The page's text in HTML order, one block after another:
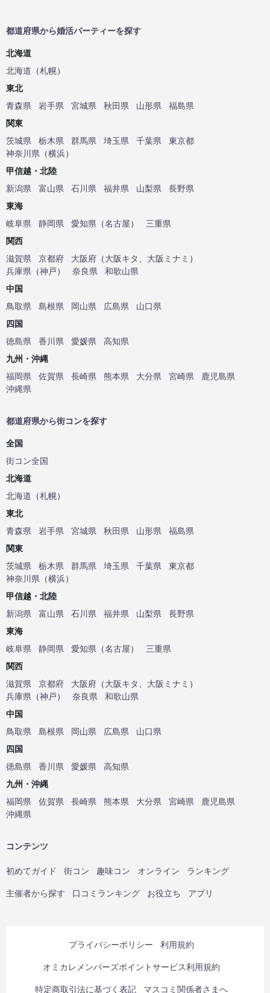
都道府県から婚活パーティーを探す
北海道
北海道 （札幌）
東北
青森県
岩手県 宮城県 秋田県 山形県
福島県
関東
茨城県
栃木県 群馬県 埼玉県 千葉県
東京都
神奈川県 （横浜）
甲信越・北陸
新潟県
富山県 石川県 福井県 山梨県
長野県
東海
岐阜県
静岡県 愛知県 （名古屋）
三重県
関西
滋賀県
京都府 大阪府 （大阪キタ 大阪ミナミ ）
兵庫県 （神戸） 奈良県
和歌山県
中国
鳥取県
島根県 岡山県 広島県
山口県
四国
徳島県
香川県 愛媛県
高知県
九州・沖縄
福岡県
佐賀県 長崎県 熊本県 大分県 宮崎県
鹿児島県
沖縄県
都道府県から街コンを探す
全国
街コン全国
北海道
北海道 （札幌）
東北
青森県
岩手県 宮城県 秋田県 山形県
福島県
関東
茨城県
栃木県 群馬県 埼玉県 千葉県
東京都
神奈川県 （横浜）
甲信越・北陸
新潟県
富山県 石川県 福井県 山梨県
長野県
東海
岐阜県
静岡県 愛知県 （名古屋）
三重県
関西
滋賀県
京都府 大阪府 （大阪キタ 大阪ミナミ ）
兵庫県 （神戸） 奈良県
和歌山県
中国
鳥取県
島根県 岡山県 広島県
山口県
四国
徳島県
香川県 愛媛県
高知県
九州・沖縄
福岡県
佐賀県 長崎県 熊本県 大分県 宮崎県
鹿児島県
沖縄県
コンテンツ
初めてガイド 街コン 趣味コン オンライン ランキング
主催者から探す 口コミランキング お役立ち アプリ
プライバシーポリシー 利用規約
オミカレメンバーズポイントサービス利用規約
特定商取引法に基づく表記 マスコミ関係者さまへ